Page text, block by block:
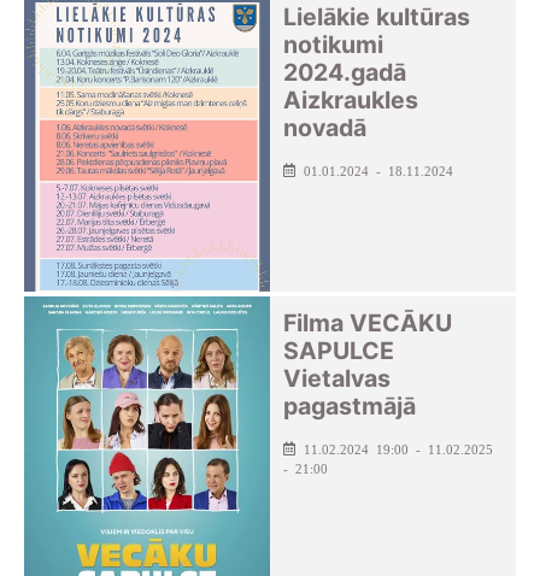
Lielākie kultūras
notikumi
2024.gadā
Aizkraukles
novadā
01.01.2024 - 18.11.2024
Filma VECĀKU
SAPULCE
Vietalvas
pagastmājā
11.02.2024 19:00 - 11.02.2025
- 21:00